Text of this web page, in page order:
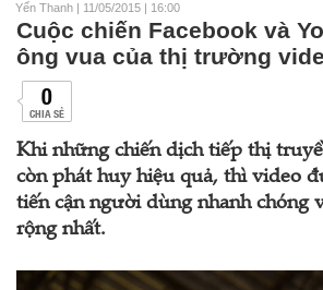
Yến Thanh | 11/05/2015 | 16:00
Cuộc chiến Facebook và
ông vua của thị trường
0
CHIA SẺ
Khi những chiến dịch tiếp thị
còn phát huy hiệu quả, thì video
tiến cận người dùng nhanh chóng
rộng nhất.